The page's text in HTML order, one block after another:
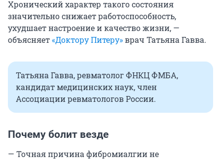
Хронический характер такого состояния
значительно снижает работоспособность,
ухудшает настроение и качество жизни, —
объясняет«Доктору Питеру»врач Татьяна Гавва.
Татьяна Гавва, ревматолог ФНКЦ ФМБА,
кандидат медицинских наук, член
Ассоциации ревматологов России.
Почему болит везде
— Точная причина фибромиалгии не